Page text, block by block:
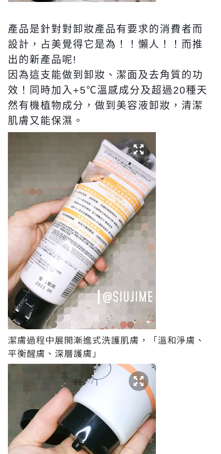
產品是針對對卸妝產品有要求的消費者而
設計，占美覺得它是為！！懶人！！而推
出的新產品呢!
因為這支能做到卸妝、潔面及去角質的功
效！
同時加入 +5℃溫感成分及 超過20種天
然有機植物成分，做到美容液卸妝，清潔
肌膚又能保濕。
潔膚過程中展開漸進式洗護肌膚，「溫和淨膚、
平衡醒膚、深層護膚」